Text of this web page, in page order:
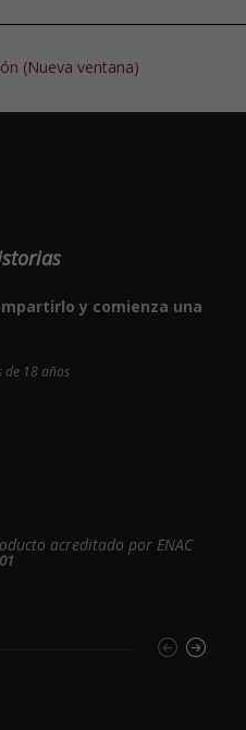
y comienza una
de 18 años
acreditado por ENAC